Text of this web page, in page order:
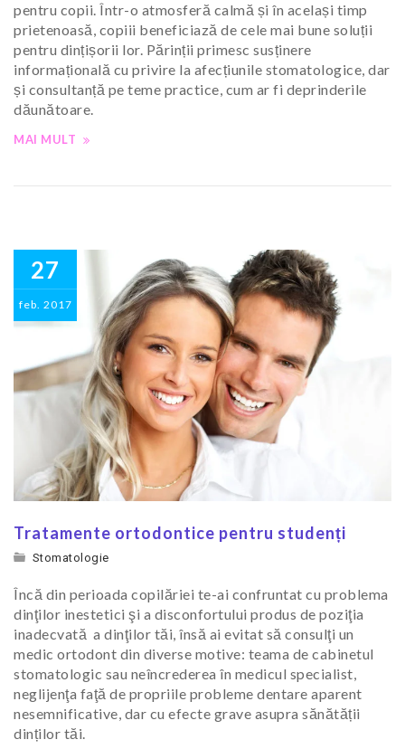
pentru copii. Într-o atmosferă calmă și în același timp
prietenoasă, copiii beneficiază de cele mai bune soluții
pentru dințișorii lor. Părinții primesc susținere
informațională cu privire la afecțiunile stomatologice, dar
și consultanță pe teme practice, cum ar fi deprinderile
dăunătoare.
MAI MULT
27
feb. 2017
Tratamente ortodontice pentru studenți
Stomatologie
Încă din perioada copilăriei te-ai confruntat cu problema
dinţilor inestetici şi a disconfortului produs de poziţia
inadecvată a dinţilor tăi, însă ai evitat să consulţi un
medic ortodont din diverse motive: teama de cabinetul
stomatologic sau neîncrederea în medicul specialist,
neglijenţa faţă de propriile probleme dentare aparent
nesemnificative, dar cu efecte grave asupra sănătății
dinților tăi.